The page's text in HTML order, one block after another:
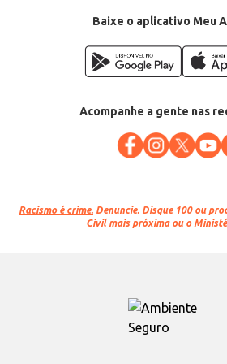
Baixe o aplicativo Meu
Acompanhe a gente nas
Racismo é crime. Denuncie. Disque 100 ou
Civil mais próxima ou o